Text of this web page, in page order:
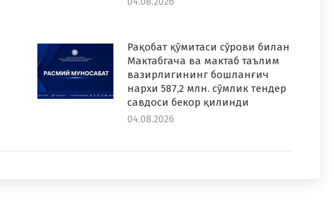
Рақобат қўмитаси сўрови билан
Мактабгача ва мактаб таълим
вазирлигининг бошланғич
нархи 587,2 млн. сўмлик тендер
савдоси бекор қилинди
04.08.2026